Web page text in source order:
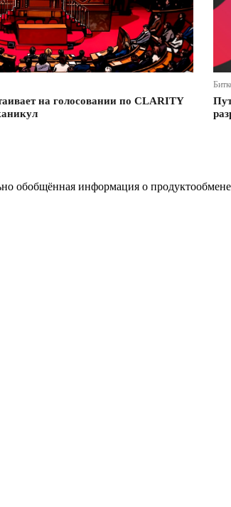
на голосовании по CLARITY
обобщённая информация о